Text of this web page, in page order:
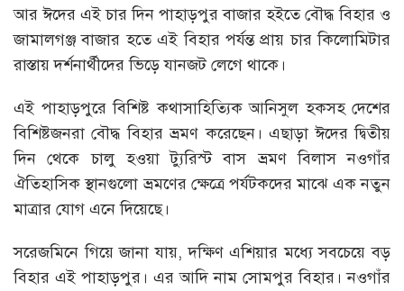
আর ঈদের এই চার দিন পাহাড়পুর বাজার হইতে বৌদ্ধ বিহার ও
জামালগঞ্জ বাজার হতে এই বিহার পর্যন্ত প্রায় চার কিলোমিটার
রাস্তায় দর্শনার্থীদের ভিড়ে যানজট লেগে থাকে।
এই পাহাড়পুরে বিশিষ্ট কথাসাহিত্যিক আনিসুল হকসহ দেশের
বিশিষ্টজনরা বৌদ্ধ বিহার ভ্রমণ করেছেন। এছাড়া ঈদের দ্বিতীয়
দিন থেকে চালু হওয়া ট্যুরিস্ট বাস ভ্রমণ বিলাস নওগাঁর
ঐতিহাসিক স্থানগুলো ভ্রমণের ক্ষেত্রে পর্যটকদের মাঝে এক নতুন
মাত্রার যোগ এনে দিয়েছে।
সরেজমিনে গিয়ে জানা যায়, দক্ষিণ এশিয়ার মধ্যে সবচেয়ে বড়
বিহার এই পাহাড়পুর। এর আদি নাম সোমপুর বিহার। নওগাঁর